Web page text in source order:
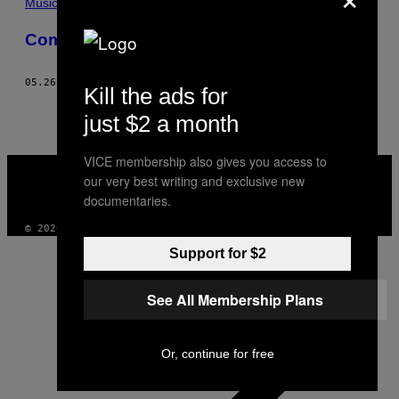
Como É Estar em uma Banda Cover
05.26.14
VICE
MEDIA
© 2026 VICE DIGITAL PUBLISHING, LLC
Kill the ads for
just $2 a month
VICE membership also gives you access to
our very best writing and exclusive new
documentaries.
Support for $2
See All Membership Plans
Or, continue for free